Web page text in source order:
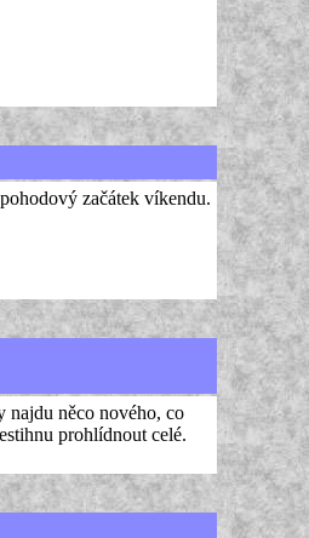
začátek víkendu.
najdu něco nového, co
prohlídnout celé.